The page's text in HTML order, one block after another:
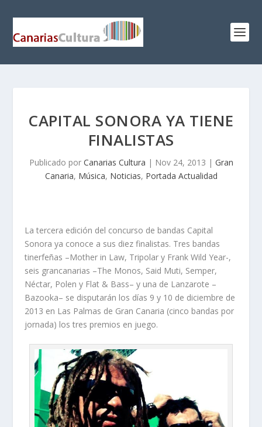
CAPITAL SONORA YA TIENE
FINALISTAS
Publicado por Canarias Cultura | Nov 24, 2013 | Gran
Canaria, Música, Noticias, Portada Actualidad
La tercera edición del concurso de bandas Capital
Sonora ya conoce a sus diez finalistas. Tres bandas
tinerfeñas –Mother in Law, Tripolar y Frank Wild Year-,
seis grancanarias –The Monos, Said Muti, Semper,
Néctar, Polen y Flat & Bass– y una de Lanzarote –
Bazooka– se disputarán los días 9 y 10 de diciembre de
2013 en Las Palmas de Gran Canaria (cinco bandas por
jornada) los tres premios en juego.